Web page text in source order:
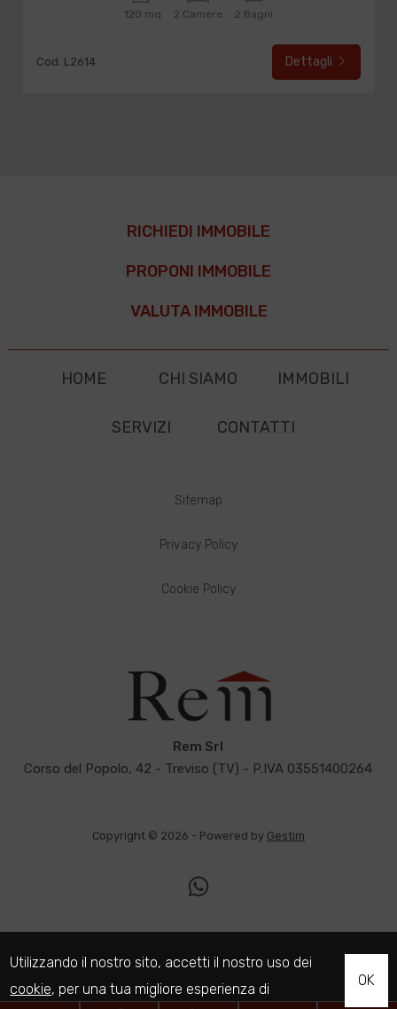
120 mq 2 Camere 2 Bagni
Cod. L2614 Dettagli
RICHIEDI IMMOBILE
PROPONI IMMOBILE
VALUTA IMMOBILE
HOME CHI SIAMO IMMOBILI
SERVIZI CONTATTI
Sitemap
Privacy Policy
Cookie Policy
Rem Srl
Corso del Popolo, 42 - Treviso (TV) - P.IVA 03551400264
Copyright © 2026 - Powered by Gestim
Utilizzando il nostro sito, accetti il nostro uso dei
cookie, per una tua migliore esperienza di
OK